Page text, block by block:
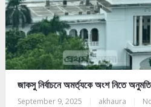
জাকসু নির্বাচনে অমর্ত্যকে অংশ নিতে অনুমতি
September 9, 2025 akhaura